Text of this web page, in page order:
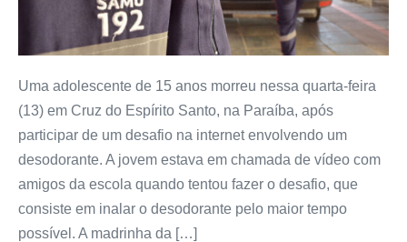
Uma adolescente de 15 anos morreu nessa quarta-feira
(13) em Cruz do Espírito Santo, na Paraíba, após
participar de um desafio na internet envolvendo um
desodorante. A jovem estava em chamada de vídeo com
amigos da escola quando tentou fazer o desafio, que
consiste em inalar o desodorante pelo maior tempo
possível. A madrinha da […]